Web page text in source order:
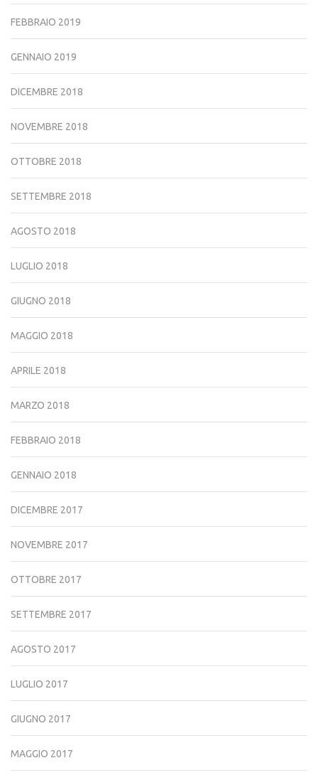
FEBBRAIO 2019
GENNAIO 2019
DICEMBRE 2018
NOVEMBRE 2018
OTTOBRE 2018
SETTEMBRE 2018
AGOSTO 2018
LUGLIO 2018
GIUGNO 2018
MAGGIO 2018
APRILE 2018
MARZO 2018
FEBBRAIO 2018
GENNAIO 2018
DICEMBRE 2017
NOVEMBRE 2017
OTTOBRE 2017
SETTEMBRE 2017
AGOSTO 2017
LUGLIO 2017
GIUGNO 2017
MAGGIO 2017